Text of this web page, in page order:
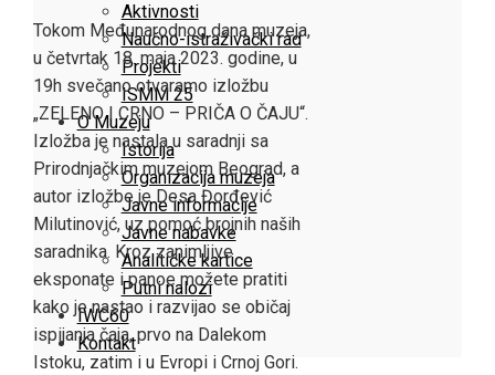
Aktivnosti
Naučno-istraživački rad
Projekti
ISMM 25
O Muzeju
Istorija
Organizacija muzeja
Javne informacije
Javne nabavke
Analitičke kartice
Putni nalozi
IWC60
Kontakt
Tokom Međunarodnog dana muzeja,
u četvrtak 18. maja 2023. godine, u
19h svečano otvaramo izložbu
„ZELENO I CRNO – PRIČA O ČAJU“.
Izložba je nastala u saradnji sa
Prirodnjačkim muzejom Beograd, a
autor izložbe je Desa Đorđević
Milutinović, uz pomoć brojnih naših
saradnika. Kroz zanimljive
eksponate i panoe možete pratiti
kako je nastao i razvijao se običaj
ispijanja čaja, prvo na Dalekom
Istoku, zatim i u Evropi i Crnoj Gori.